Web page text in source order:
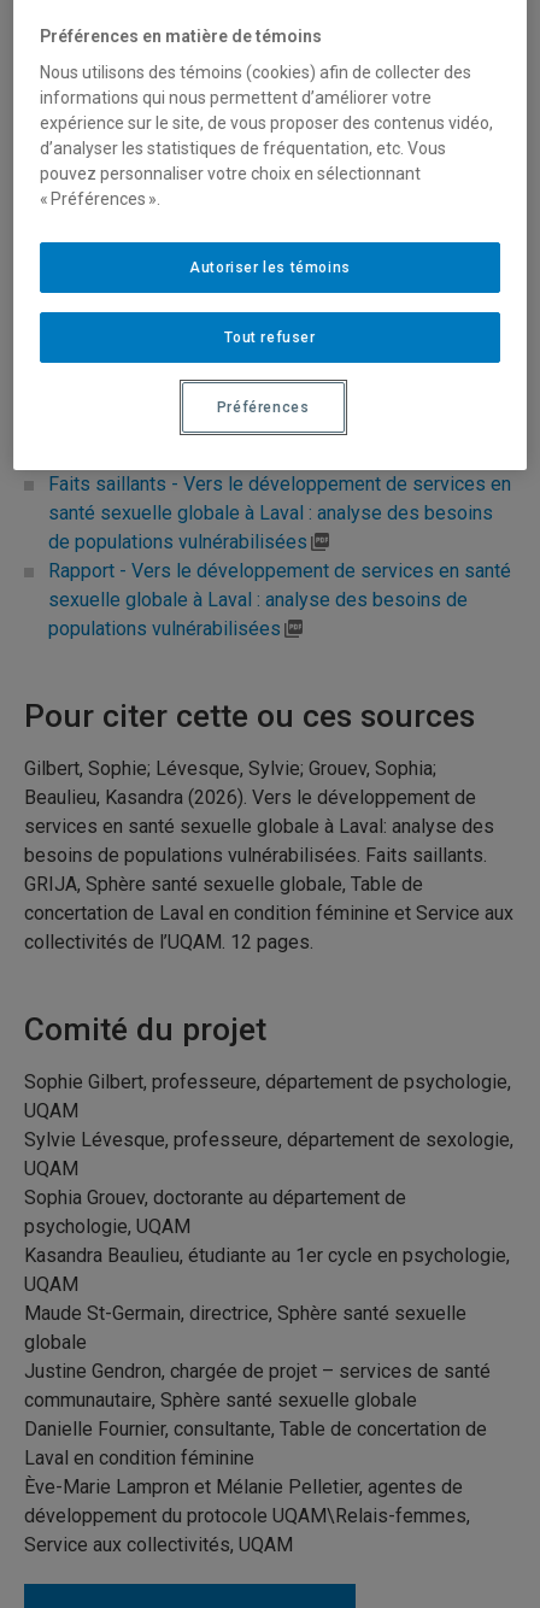
Thématique-s
ÉDUCATION RAPPORTS SOCIAUX DE GENRE
Réalisation-s
Faits saillants - Vers le développement de services en
santé sexuelle globale à Laval : analyse des besoins
de populations vulnérabilisées
Rapport - Vers le développement de services en santé
sexuelle globale à Laval : analyse des besoins de
populations vulnérabilisées
Pour citer cette ou ces sources
Gilbert, Sophie; Lévesque, Sylvie; Grouev, Sophia;
Beaulieu, Kasandra (2026). Vers le développement de
services en santé sexuelle globale à Laval: analyse des
besoins de populations vulnérabilisées. Faits saillants.
GRIJA, Sphère santé sexuelle globale, Table de
concertation de Laval en condition féminine et Service aux
collectivités de l’UQAM. 12 pages.
Comité du projet
Sophie Gilbert, professeure, département de psychologie,
UQAM
Sylvie Lévesque, professeure, département de sexologie,
UQAM
Sophia Grouev, doctorante au département de
psychologie, UQAM
Kasandra Beaulieu, étudiante au 1er cycle en psychologie,
UQAM
Maude St-Germain, directrice, Sphère santé sexuelle
globale
Justine Gendron, chargée de projet – services de santé
communautaire, Sphère santé sexuelle globale
Danielle Fournier, consultante, Table de concertation de
Laval en condition féminine
Ève-Marie Lampron et Mélanie Pelletier, agentes de
développement du protocole UQAM\Relais-femmes,
Service aux collectivités, UQAM
Préférences en matière de témoins
Nous utilisons des témoins (cookies) afin de collecter des
informations qui nous permettent d’améliorer votre
expérience sur le site, de vous proposer des contenus vidéo,
d’analyser les statistiques de fréquentation, etc. Vous
pouvez personnaliser votre choix en sélectionnant
« Préférences ».
Tout refuser
Autoriser les témoins
Préférences